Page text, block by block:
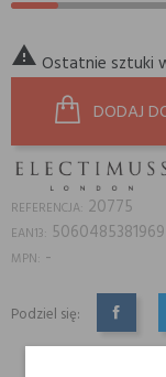
 Ostatnie sztuki
DODAJ
REFERENCJA: 20775
EAN13: 5060485381969
MPN: -
Podziel się: